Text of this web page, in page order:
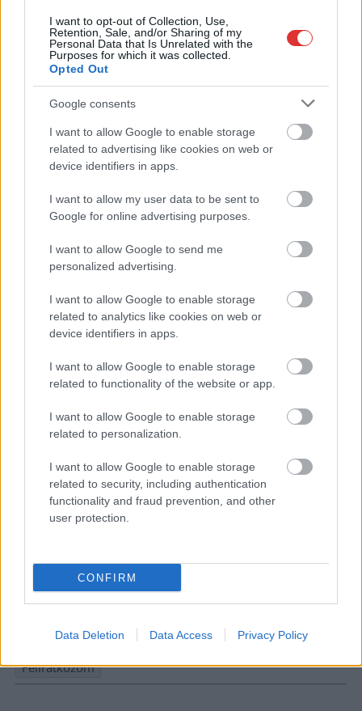
I want to opt-out of Collection, Use,
Retention, Sale, and/or Sharing of my
Personal Data that Is Unrelated with the
Purposes for which it was collected.
Opted Out
Google consents
I want to allow Google to enable storage
related to advertising like cookies on web or
device identifiers in apps.
I want to allow my user data to be sent to
Google for online advertising purposes.
I want to allow Google to send me
personalized advertising.
I want to allow Google to enable storage
related to analytics like cookies on web or
device identifiers in apps.
I want to allow Google to enable storage
related to functionality of the website or app.
I want to allow Google to enable storage
related to personalization.
I want to allow Google to enable storage
related to security, including authentication
functionality and fraud prevention, and other
user protection.
CONFIRM
Data Deletion Data Access Privacy Policy
Györfi Mihály több tucat vállalkozással egyeztetett
a kerékpárgyár dolgozóinak megsegítéséről
azoknak a munkavállalóknak, akik a tószegi kerékpárgyár
bezárása...
Hírlevél feliratkozás
Adja meg keresztnevét:
Megismertem és elfogadom aGDPR-szabályzatot